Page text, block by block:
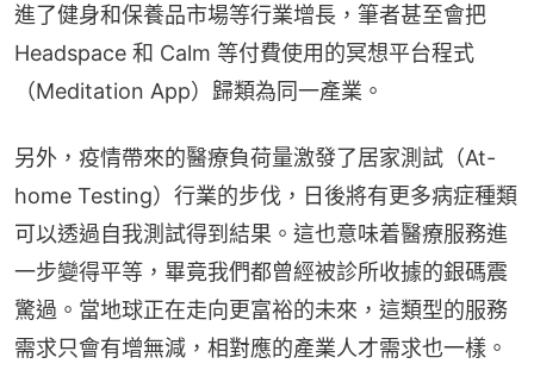
進了健身和保養品市場等行業增長，筆者甚至會把
Headspace 和 Calm 等付費使用的冥想平台程式
（Meditation App）歸類為同一產業。
另外，疫情帶來的醫療負荷量激發了居家測試（At-
home Testing）行業的步伐，日後將有更多病症種類
可以透過自我測試得到結果。這也意味着醫療服務進
一步變得平等，畢竟我們都曾經被診所收據的銀碼震
驚過。當地球正在走向更富裕的未來，這類型的服務
需求只會有增無減，相對應的產業人才需求也一樣。